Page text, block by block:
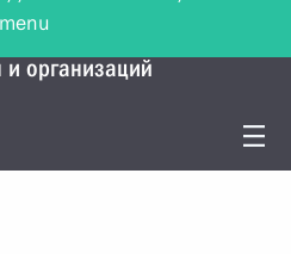
по работе с
организаций
menu